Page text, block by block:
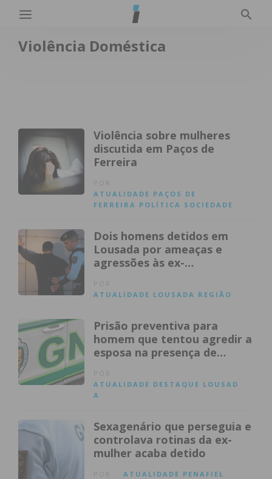
Violência Doméstica
Violência sobre mulheres
discutida em Paços de
Ferreira
ATUALIDADE PAÇOS DE
FERREIRA POLÍTICA SOCIEDADE
Dois homens detidos em
Lousada por ameaças e
agressões às ex-
ATUALIDADE LOUSADA REGIÃO
Prisão preventiva para
homem que tentou agredir a
esposa na presença de
ATUALIDADE DESTAQUE LOUSAD
A
Sexagenário que perseguia e
controlava rotinas da ex-
mulher acaba detido
ATUALIDADE PENAFIEL